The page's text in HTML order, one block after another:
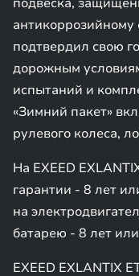
антикоррозийному
подтвердил свою
дорожным
испытаний и
«Зимний пакет»
рулевого колеса,
На EXEED
гарантии - 8 лет
на
батарею - 8 лет
EXEED EXLANTIX